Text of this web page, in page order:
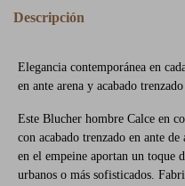
Descripción
Elegancia contemporánea en
en ante arena y acabado
Este Blucher hombre Calce en
con acabado trenzado en ante
en el empeine aportan un toque
urbanos o más sofisticados.